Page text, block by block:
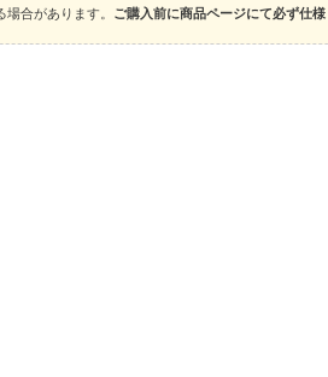
合があります。 ご購入前に商品ページにて必ず仕様